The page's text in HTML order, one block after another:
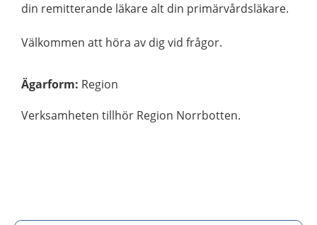
din remitterande läkare alt din primärvårdsläkare.
Välkommen att höra av dig vid frågor.
Ägarform: Region
Verksamheten tillhör Region Norrbotten.